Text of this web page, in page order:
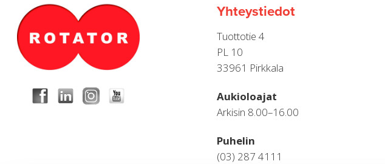
Yhteystiedot
Tuottotie 4
PL 10
33961 Pirkkala
Aukioloajat
Arkisin 8.00–16.00
Puhelin
(03) 287 4111